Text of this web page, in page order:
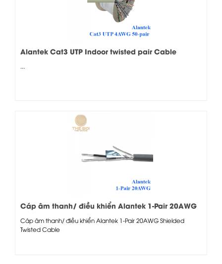
Alantek Cat3 UTP Indoor twisted pair Cable
...
Cáp âm thanh/ điều khiển Alantek 1-Pair 20AWG
Shielded Twisted Cable
Cáp âm thanh/ điều khiển Alantek 1-Pair 20AWG Shielded
Twisted Cable